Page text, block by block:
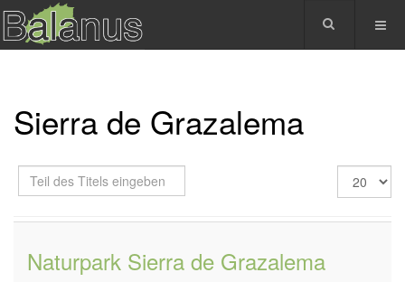
Sierra de Grazalema
Teil
des
Anzeige
#
Naturpark Sierra de Grazalema